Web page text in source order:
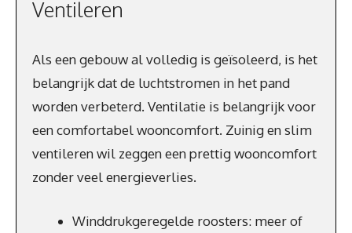
Ventileren
Als een gebouw al volledig is geïsoleerd, is het
belangrijk dat de luchtstromen in het pand
worden verbeterd. Ventilatie is belangrijk voor
een comfortabel wooncomfort. Zuinig en slim
ventileren wil zeggen een prettig wooncomfort
zonder veel energieverlies.
Winddrukgeregelde roosters: meer of